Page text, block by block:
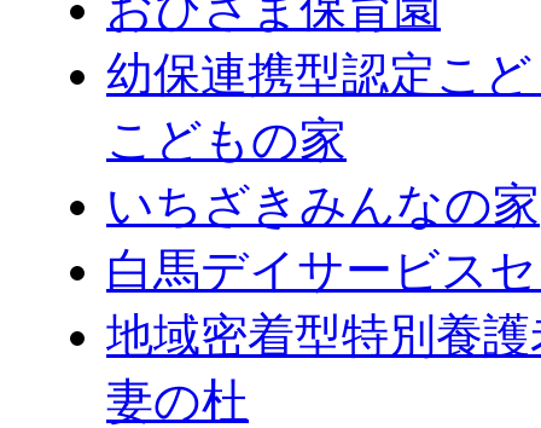
幼保連携型認定こ
こどもの家
いちざきみんなの家
白馬デイサービス
地域密着型特別養
妻の杜